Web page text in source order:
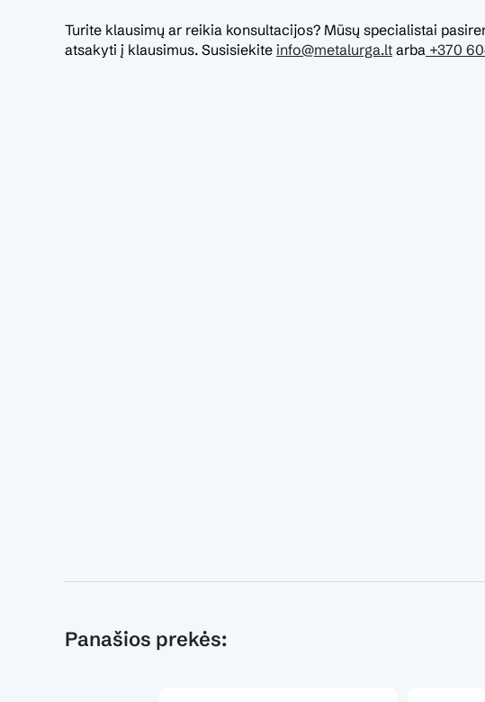
Turite klausimų ar reikia konsultacijos? Mūsų specialistai
atsakyti į klausimus. Susisiekite info@metalurga.lt arba +370
Panašios prekės: